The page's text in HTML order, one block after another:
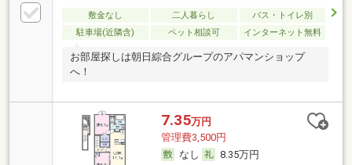
敷金なし 二人暮らし
バス・トイレ別
駐車場(近隣含)
ペット相談可 インターネット無料
お部屋探しは朝日綜合グループのアパマンショップ
へ！
7.35万円
管理費3,500円
なし
8.35万円